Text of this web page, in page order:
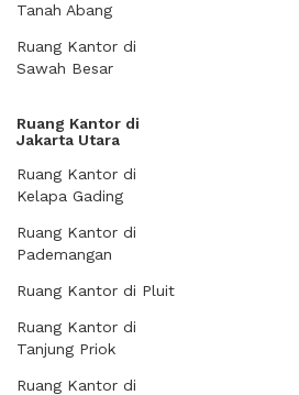
Tanah Abang
Ruang Kantor di
Sawah Besar
Ruang Kantor di
Jakarta Utara
Ruang Kantor di
Kelapa Gading
Ruang Kantor di
Pademangan
Ruang Kantor di Pluit
Ruang Kantor di
Tanjung Priok
Ruang Kantor di